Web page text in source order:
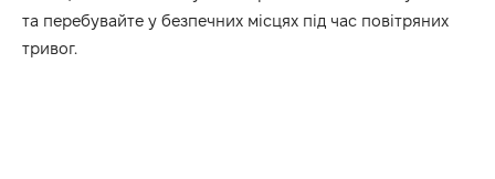
та перебувайте у безпечних місцях під час повітряних
тривог.